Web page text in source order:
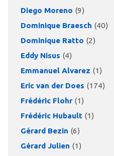
Diego Moreno (9)
Dominique Braesch (40)
Dominique Ratto (2)
Eddy Nisus (4)
Emmanuel Alvarez (1)
Eric van der Does (174)
Frédéric Flohr(1)
Frédéric Hubault(1)
Gérard Bezin (6)
Gérard Julien (1)